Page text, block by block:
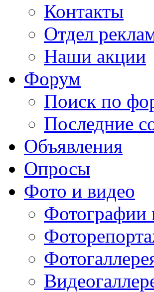
Контакты
Отдел
Наши акции
Форум
Поиск по
Последние
Объявления
Опросы
Фото и видео
Фотографии